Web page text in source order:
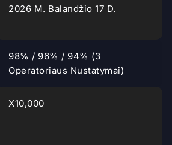
2026 M. Balandžio 17 D.
98% / 96% / 94% (3
Operatoriaus Nustatymai)
X10,000